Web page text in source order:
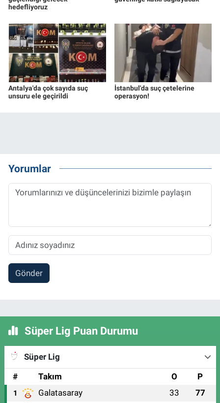
hedefliyoruz
Antalya'da çok sayıda suç
unsuru ele geçirildi
İstanbul'da suç çetelerine
operasyon!
Yorumlar
Gönder
Süper Lig Puan Durumu
Süper Lig
#
Takım O P
1 Galatasaray 33 77